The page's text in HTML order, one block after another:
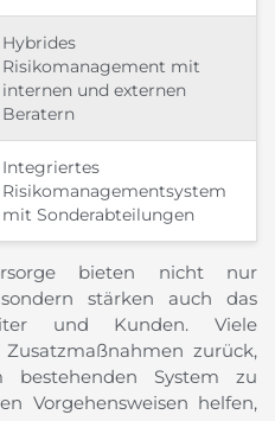
Hybrides
Risikomanagement mit
internen und externen
Beratern
Integriertes
Risikomanagementsystem
mit Sonderabteilungen
bieten nicht nur
stärken auch das
und Kunden. Viele
zurück,
System zu
Vorgehensweisen helfen,